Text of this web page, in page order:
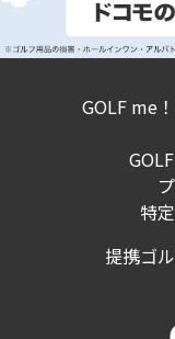
GOLF me
特
提携ゴ